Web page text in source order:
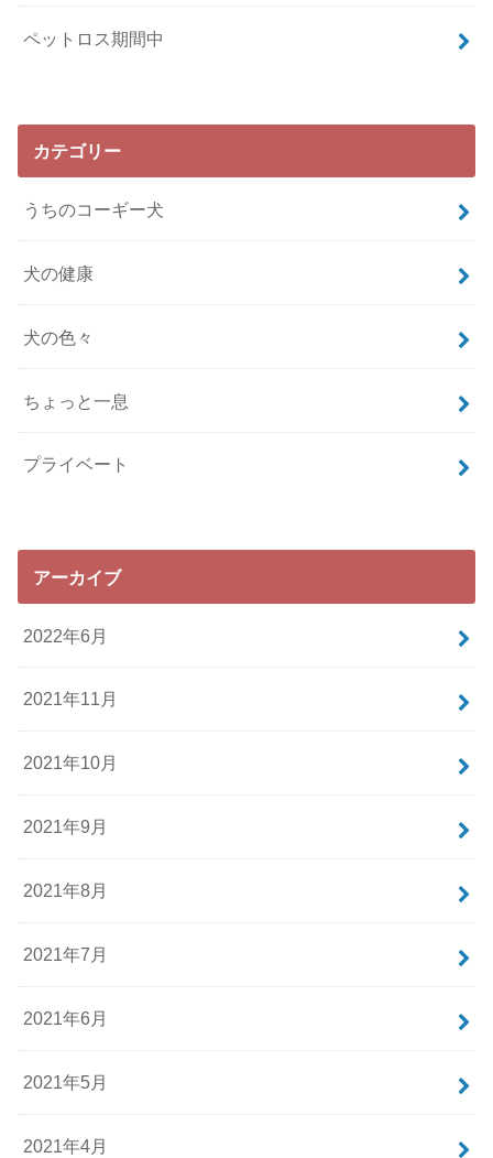
ペットロス期間中
カテゴリー
うちのコーギー犬
犬の健康
犬の色々
ちょっと一息
プライベート
アーカイブ
2022年6月
2021年11月
2021年10月
2021年9月
2021年8月
2021年7月
2021年6月
2021年5月
2021年4月